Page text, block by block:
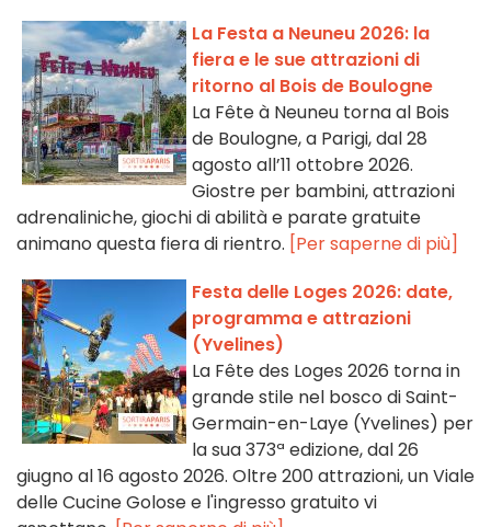
La Festa a Neuneu 2026: la
fiera e le sue attrazioni di
ritorno al Bois de Boulogne
La Fête à Neuneu torna al Bois
de Boulogne, a Parigi, dal 28
agosto all’11 ottobre 2026.
Giostre per bambini, attrazioni
adrenaliniche, giochi di abilità e parate gratuite
animano questa fiera di rientro. [Per saperne di più]
Festa delle Loges 2026: date,
programma e attrazioni
(Yvelines)
La Fête des Loges 2026 torna in
grande stile nel bosco di Saint-
Germain-en-Laye (Yvelines) per
la sua 373ª edizione, dal 26
giugno al 16 agosto 2026. Oltre 200 attrazioni, un Viale
delle Cucine Golose e l'ingresso gratuito vi